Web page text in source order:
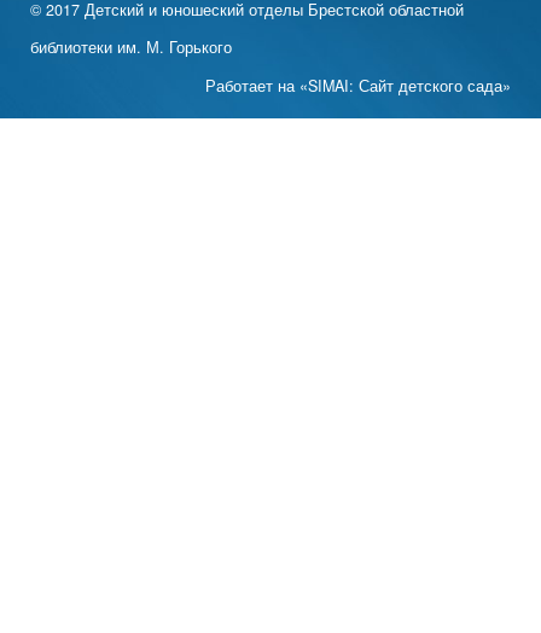
© 2017 Детский и юношеский отделы Брестской областной
библиотеки им. М. Горького
Работает на «SIMAI: Сайт детского сада»